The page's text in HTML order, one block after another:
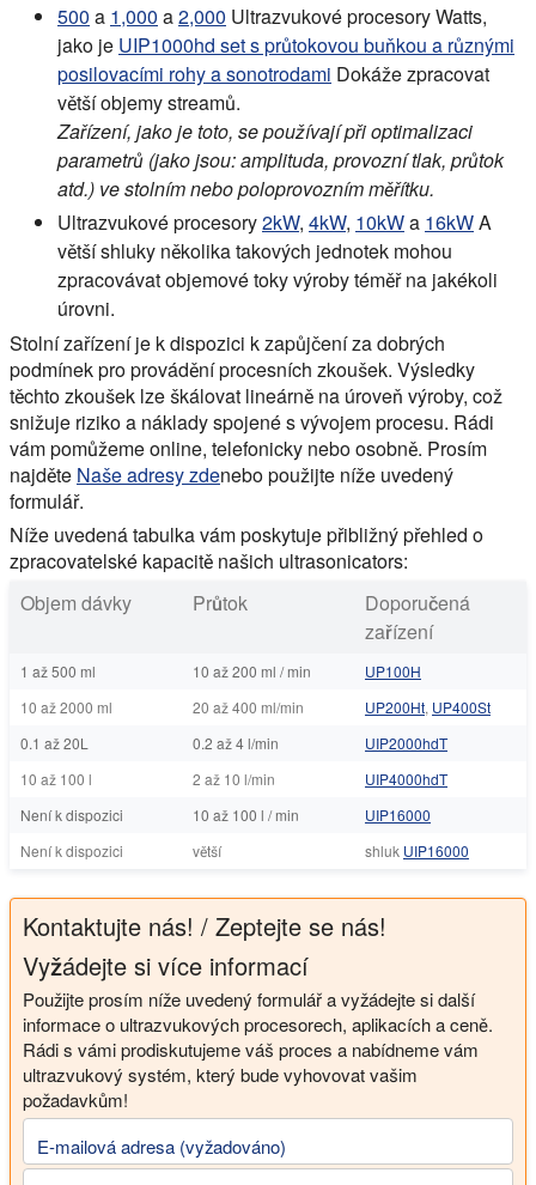
500 a 1,000 a2,000 Ultrazvukové procesory Watts,
jako je UIP1000hd set s průtokovou buňkou a různými
posilovacími rohy a sonotrodami Dokáže zpracovat
větší objemy streamů.
Zařízení, jako je toto, se používají při optimalizaci
parametrů (jako jsou: amplituda, provozní tlak, průtok
atd.) ve stolním nebo poloprovozním měřítku.
Ultrazvukové procesory2kW, 4kW, 10kWa 16kWA
větší shluky několika takových jednotek mohou
zpracovávat objemové toky výroby téměř na jakékoli
úrovni.
Stolní zařízení je k dispozici k zapůjčení za dobrých
podmínek pro provádění procesních zkoušek. Výsledky
těchto zkoušek lze škálovat lineárně na úroveň výroby, což
snižuje riziko a náklady spojené s vývojem procesu. Rádi
vám pomůžeme online, telefonicky nebo osobně. Prosím
najděte Naše adresy zdenebo použijte níže uvedený
formulář.
Níže uvedená tabulka vám poskytuje přibližný přehled o
zpracovatelské kapacitě našich ultrasonicators:
Objem dávky
Průtok
Doporučená
zařízení
1 až 500 ml 10 až 200 ml / min
UP100H
10 až 2000 ml
20 až 400 ml/min UP200Ht, UP400St
0.1 až 20L
0.2 až 4 l/min
UIP2000hdT
10 až 100 l
2 až 10 l/min
UIP4000hdT
Není k dispozici
10 až 100 l / min
UIP16000
Není k dispozici
větší shluk UIP16000
Kontaktujte nás! / Zeptejte se nás!
Vyžádejte si více informací
Použijte prosím níže uvedený formulář a vyžádejte si další
informace o ultrazvukových procesorech, aplikacích a ceně.
Rádi s vámi prodiskutujeme váš proces a nabídneme vám
ultrazvukový systém, který bude vyhovovat vašim
požadavkům!
E-mailová adresa (vyžadováno)